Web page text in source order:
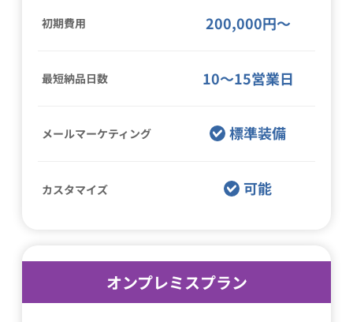
初期費用 200,000円〜
最短納品日数 10〜15営業日
メールマーケティング 標準装備
カスタマイズ 可能
オンプレミスプラン